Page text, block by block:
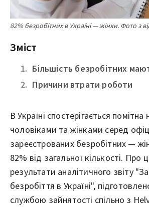
82% безробітних в Україні — жінки. Фото з
Зміст
Більшість безробітних
Причини втрати роботи
В Україні спостерігається помітна
чоловіками та жінками серед
зареєстрованих безробітних —
82% від загальної кількості. Про
результати аналітичного звіту
безробіття в Україні",
службою зайнятості спільно з